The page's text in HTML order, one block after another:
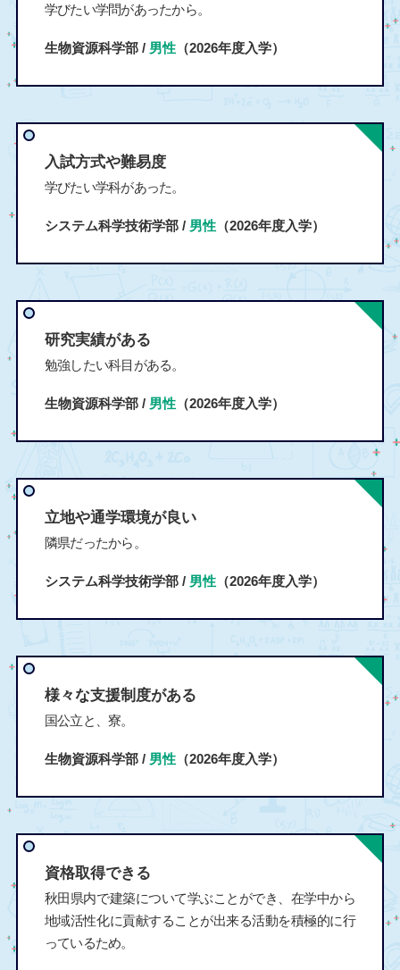
学びたい学問があったから。
生物資源科学部 / 男性（2026年度入学）
入試方式や難易度
学びたい学科があった。
システム科学技術学部 / 男性（2026年度入学）
研究実績がある
勉強したい科目がある。
生物資源科学部 / 男性（2026年度入学）
立地や通学環境が良い
隣県だったから。
システム科学技術学部 / 男性（2026年度入学）
様々な支援制度がある
国公立と、寮。
生物資源科学部 / 男性（2026年度入学）
資格取得できる
秋田県内で建築について学ぶことができ、在学中から
地域活性化に貢献することが出来る活動を積極的に行
っているため。